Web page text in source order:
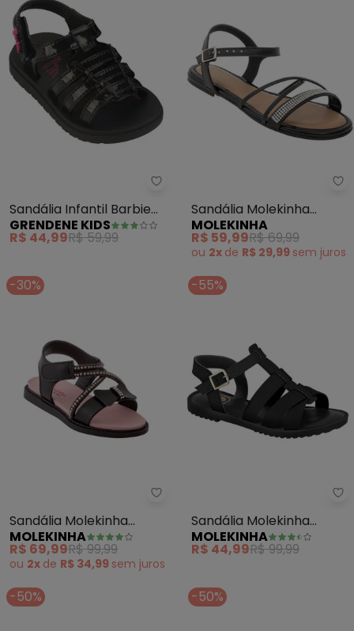
Grendene Kids - Sandália
Sandália Infantil Barbie
Fashionista (Preta)
GRENDENE KIDS
R$ 44,99R$ 59,99
Sandália Molekinha
(Preta) com Strass
MOLEKINHA
R$ 59,99R$ 69,99
ou 2x de R$ 29,99 sem juros
-30%
Molekinha - Sandália
Sandália Molekinha
(Preta) em Sintético
MOLEKINHA
R$ 69,99R$ 99,99
ou 2x de R$ 34,99 sem juros
-55%
Sandália Molekinha
(Preta) em Sintético
MOLEKINHA
R$ 44,99R$ 99,99
-50% -50%